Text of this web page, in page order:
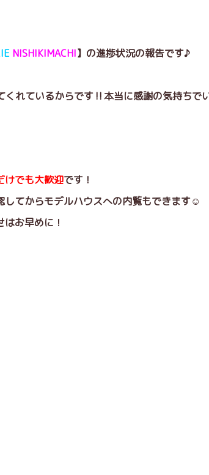
NISHIKIMACHI】の進捗状況の報告です♪
れているからです‼本当に感謝の気持ちで
けでも大歓迎です！
てからモデルハウスへの内覧もできます☺️
お早めに！